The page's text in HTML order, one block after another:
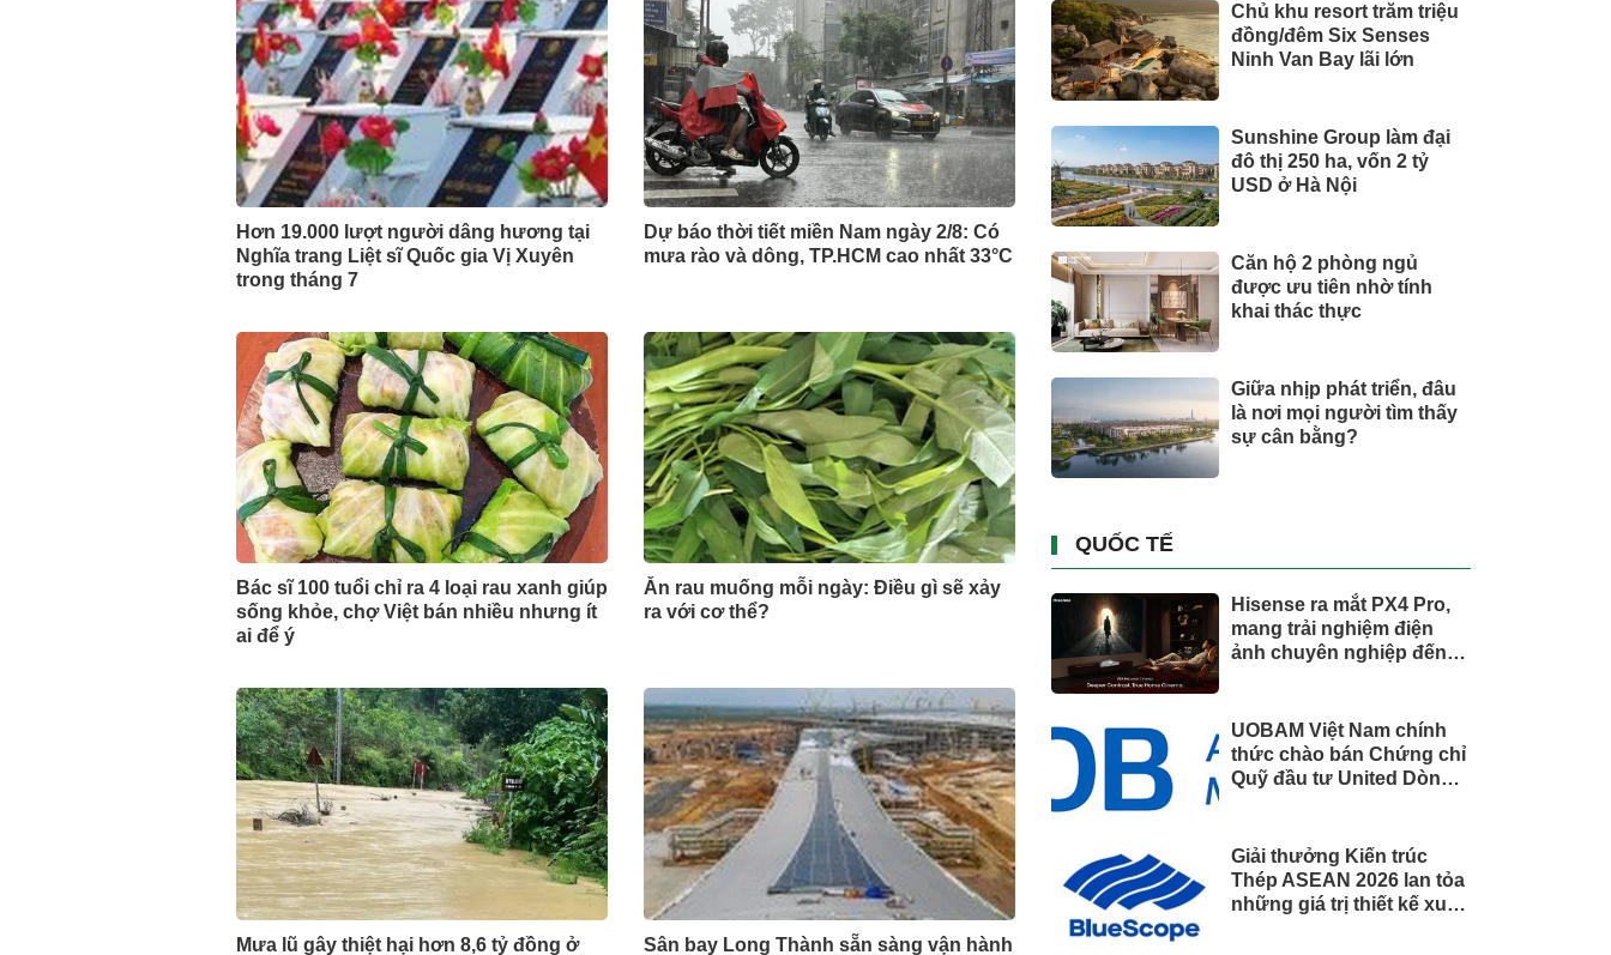
Hơn 19.000 lượt người dâng hương tại
Nghĩa trang Liệt sĩ Quốc gia Vị Xuyên
trong tháng 7
Dự báo thời tiết miền Nam ngày 2/8: Có
mưa rào và dông, TP.HCM cao nhất 33°C
Bác sĩ 100 tuổi chỉ ra 4 loại rau xanh giúp
sống khỏe, chợ Việt bán nhiều nhưng ít
ai để ý
Ăn rau muống mỗi ngày: Điều gì sẽ xảy
ra với cơ thể?
Mưa lũ gây thiệt hại hơn 8,6 tỷ đồng ở Sân bay Long Thành sẵn sàng vận hành
Chủ khu resort trăm triệu
đồng/đêm Six Senses
Ninh Van Bay lãi lớn
Sunshine Group làm đại
đô thị 250 ha, vốn 2 tỷ
USD ở Hà Nội
Căn hộ 2 phòng ngủ
được ưu tiên nhờ tính
khai thác thực
Giữa nhịp phát triển, đâu
là nơi mọi người tìm thấy
sự cân bằng?
QUỐC TẾ
Hisense ra mắt PX4 Pro,
mang trải nghiệm điện
ảnh chuyên nghiệp đến
UOBAM Việt Nam chính
thức chào bán Chứng chỉ
Quỹ đầu tư United Dòng
Giải thưởng Kiến trúc
Thép ASEAN 2026 lan tỏa
những giá trị thiết kế xuất